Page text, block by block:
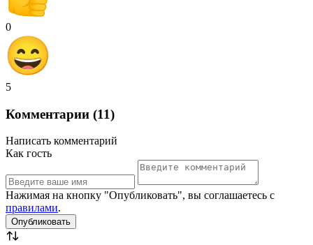
0
5
Комментарии (11)
Написать комментарий
Как гость
Нажимая на кнопку "Опубликовать", вы соглашаетесь с
правилами.